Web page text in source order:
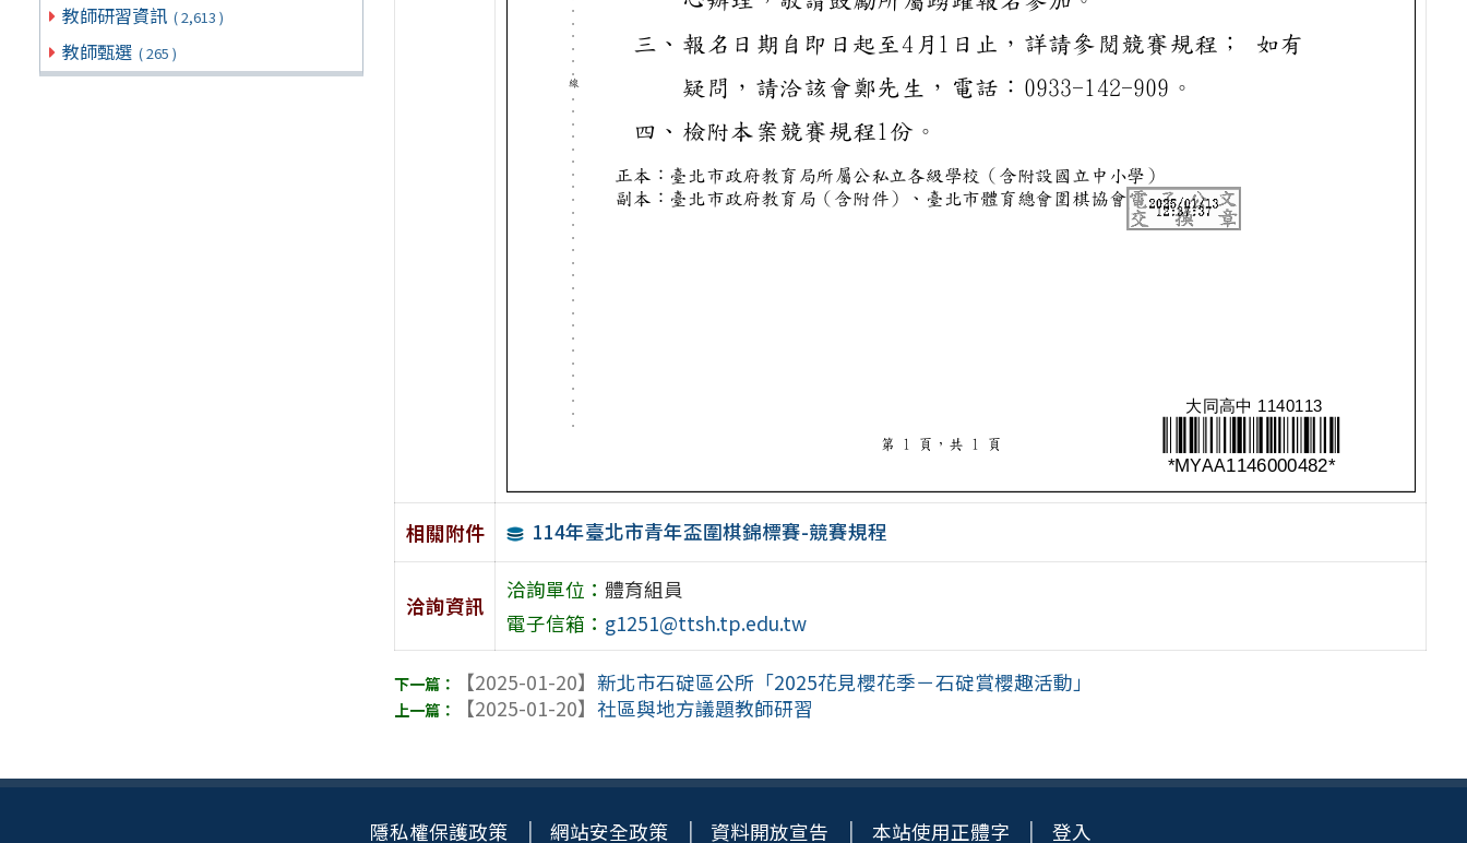
教師研習資訊 ( 2,613 )
教師甄選 ( 265 )
相關附件 114年臺北市青年盃圍棋錦標賽-競賽規程
洽詢資訊
洽詢單位： 體育組員
電子信箱： g1251@ttsh.tp.edu.tw
【2025-01-20】新北市石碇區公所「2025花見櫻花季－石碇賞櫻趣活動」
【2025-01-20】社區與地方議題教師研習
隱私權保護政策 網站安全政策 資料開放宣告 本站使用正體字 登入